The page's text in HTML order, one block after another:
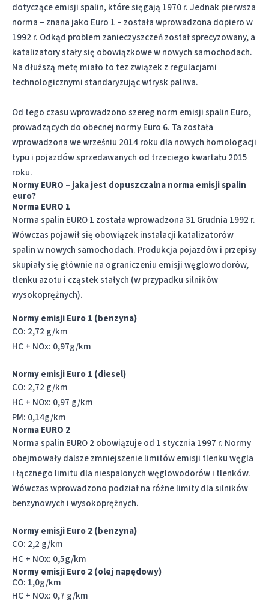
dotyczące emisji spalin, które sięgają 1970 r. Jednak pierwsza
norma – znana jako Euro 1 – została wprowadzona dopiero w
1992 r. Odkąd problem zanieczyszczeń został sprecyzowany, a
katalizatory stały się obowiązkowe w nowych samochodach.
Na dłuższą metę miało to tez związek z regulacjami
technologicznymi standaryzując wtrysk paliwa.
Od tego czasu wprowadzono szereg norm emisji spalin Euro,
prowadzących do obecnej normy Euro 6. Ta została
wprowadzona we wrześniu 2014 roku dla nowych homologacji
typu i pojazdów sprzedawanych od trzeciego kwartału 2015
roku.
Normy EURO – jaka jest dopuszczalna norma emisji spalin
euro?
Norma EURO 1
Norma spalin EURO 1 została wprowadzona 31 Grudnia 1992 r.
Wówczas pojawił się obowiązek instalacji katalizatorów
spalin w nowych samochodach. Produkcja pojazdów i przepisy
skupiały się głównie na ograniczeniu emisji węglowodorów,
tlenku azotu i cząstek stałych (w przypadku silników
wysokoprężnych).
Normy emisji Euro 1 (benzyna)
CO: 2,72 g/km
HC + NOx: 0,97g/km
Normy emisji Euro 1 (diesel)
CO: 2,72 g/km
HC + NOx: 0,97 g/km
PM: 0,14g/km
Norma EURO 2
Norma spalin EURO 2 obowiązuje od 1 stycznia 1997 r. Normy
obejmowały dalsze zmniejszenie limitów emisji tlenku węgla
i łącznego limitu dla niespalonych węglowodorów i tlenków.
Wówczas wprowadzono podział na różne limity dla silników
benzynowych i wysokoprężnych.
Normy emisji Euro 2 (benzyna)
CO: 2,2 g/km
HC + NOx: 0,5g/km
Normy emisji Euro 2 (olej napędowy)
CO: 1,0g/km
HC + NOx: 0,7 g/km